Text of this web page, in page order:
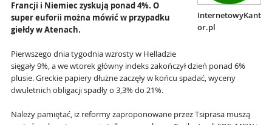
InternetowyKant
or.pl
Francji i Niemiec zyskują ponad 4%. O
super euforii można mówić w przypadku
giełdy w Atenach.
Pierwszego dnia tygodnia wzrosty w Helladzie
sięgały 9%, a we wtorek główny indeks zakończył dzień ponad 6%
plusie. Greckie papiery dłużne zaczęły w końcu spadać, wyceny
dwuletnich obligacji spadły o 3,3% do 21%.
Należy pamiętać, iż reformy zaproponowane przez Tsiprasa muszą